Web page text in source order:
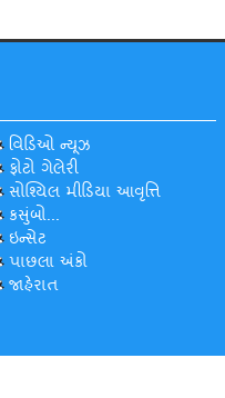
વિડિઓ ન્યૂઝ
ફોટો ગેલેરી
સોશ્યિલ મીડિયા આવૃત્તિ
કસુંબો...
ઇન્સેટ
પાછલા અંકો
જાહેરાત